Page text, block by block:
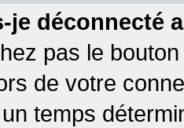
je déconnecté
pas le
de votre
temps